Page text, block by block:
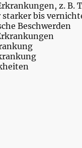
z. B.
bis
Beschwerden